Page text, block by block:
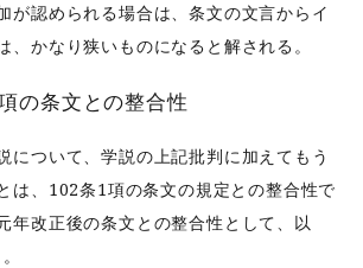
が認められる場合は、条文の文言からイ
、かなり狭いものになると解される。
の条文との整合性
について、学説の上記批判に加えてもう
は、102条1項の条文の規定との整合性で
年改正後の条文との整合性として、以